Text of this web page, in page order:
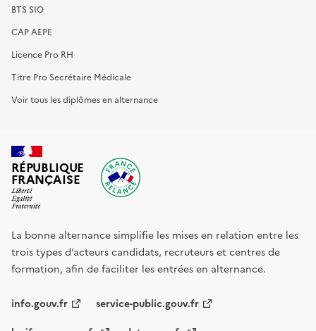
BTS SIO
CAP AEPE
Licence Pro RH
Titre Pro Secrétaire Médicale
Voir tous les diplômes en alternance
RÉPUBLIQUE
FRANÇAISE
La bonne alternance simplifie les mises en relation entre les
trois types d’acteurs candidats, recruteurs et centres de
formation, afin de faciliter les entrées en alternance.
info.gouv.fr service-public.gouv.fr